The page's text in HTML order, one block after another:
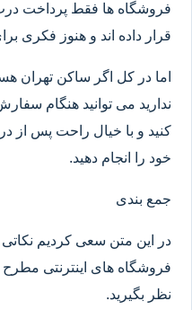
فروشگاه ها فقط پرداخت
قرار داده اند و هنوز فکری
اما در کل اگر ساکن تهران
ندارید می توانید هنگام
کنید و با خیال راحت پس از
خود را انجام دهید.
جمع بندی
در این متن سعی کردیم نکاتی
فروشگاه های اینترنتی مطرح
نظر بگیرید.